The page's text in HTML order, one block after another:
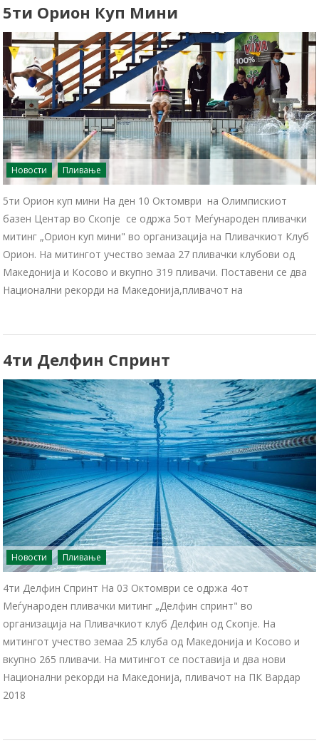
5ти Орион Куп Мини
Новости Пливање
5ти Орион куп мини На ден 10 Октомври на Олимпискиот
базен Центар во Скопје се одржа 5от Меѓународен пливачки
митинг „Орион куп мини" во организација на Пливачкиот Клуб
Орион. На митингот учество земаа 27 пливачки клубови од
Македонија и Косово и вкупно 319 пливачи. Поставени се два
Национални рекорди на Македонија,пливачот на
4ти Делфин Спринт
Новости Пливање
4ти Делфин Спринт На 03 Октомври се одржа 4от
Меѓународен пливачки митинг „Делфин спринт" во
организација на Пливачкиот клуб Делфин од Скопје. На
митингот учество земаа 25 клуба од Македонија и Косово и
вкупно 265 пливачи. На митингот се поставија и два нови
Национални рекорди на Македонија, пливачот на ПК Вардар
2018